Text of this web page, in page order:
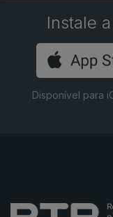
Instale
Disponível para